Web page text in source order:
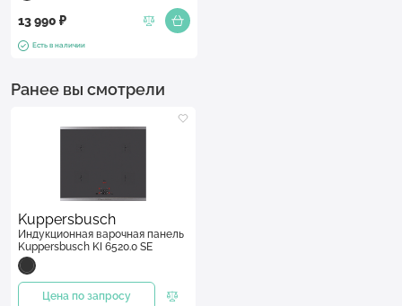
13 990 ₽
Есть в наличии
Ранее вы смотрели
Kuppersbusch
Индукционная варочная панель
Kuppersbusch KI 6520.0 SE
Цена по запросу